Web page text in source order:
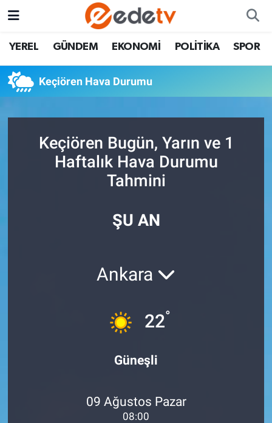
YEREL GÜNDEM EKONOMİ POLİTİKA SPOR
Keçiören Hava Durumu
Keçiören Bugün, Yarın ve 1
Haftalık Hava Durumu
Tahmini
ŞU AN
Ankara
22°
Güneşli
09 Ağustos Pazar
08:00